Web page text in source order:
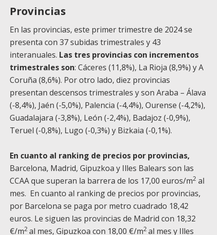
Provincias
En las provincias, este primer trimestre de 2024 se
presenta con 37 subidas trimestrales y 43
interanuales. Las tres provincias con incrementos
trimestrales son: Cáceres (11,8%), La Rioja (8,9%) y A
Coruña (8,6%). Por otro lado, diez provincias
presentan descensos trimestrales y son Araba – Álava
(-8,4%), Jaén (-5,0%), Palencia (-4,4%), Ourense (-4,2%),
Guadalajara (-3,8%), León (-2,4%), Badajoz (-0,9%),
Teruel (-0,8%), Lugo (-0,3%) y Bizkaia (-0,1%).
En cuanto al ranking de precios por provincias,
Barcelona, Madrid, Gipuzkoa y Illes Balears son las
CCAA que superan la barrera de los 17,00 euros/m2 al
mes. En cuanto al ranking de precios por provincias,
por Barcelona se paga por metro cuadrado 18,42
euros. Le siguen las provincias de Madrid con 18,32
€/m2al mes, Gipuzkoa con 18,00 €/m2al mes y Illes